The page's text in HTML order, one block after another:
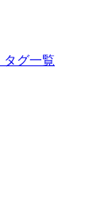
タグ一覧